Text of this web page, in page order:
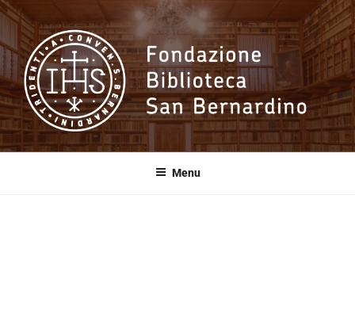
Salta
contenuto
Fondazione
Biblioteca SanMenu